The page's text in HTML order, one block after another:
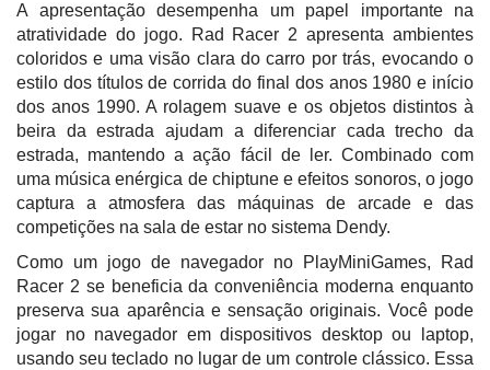
A apresentação desempenha um papel importante na
atratividade do jogo. Rad Racer 2 apresenta ambientes
coloridos e uma visão clara do carro por trás, evocando o
estilo dos títulos de corrida do final dos anos 1980 e início
dos anos 1990. A rolagem suave e os objetos distintos à
beira da estrada ajudam a diferenciar cada trecho da
estrada, mantendo a ação fácil de ler. Combinado com
uma música enérgica de chiptune e efeitos sonoros, o jogo
captura a atmosfera das máquinas de arcade e das
competições na sala de estar no sistema Dendy.
Como um jogo de navegador no PlayMiniGames, Rad
Racer 2 se beneficia da conveniência moderna enquanto
preserva sua aparência e sensação originais. Você pode
jogar no navegador em dispositivos desktop ou laptop,
usando seu teclado no lugar de um controle clássico. Essa